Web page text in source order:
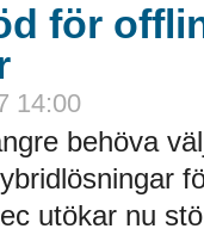
för
14:00
behöva
utökar nu